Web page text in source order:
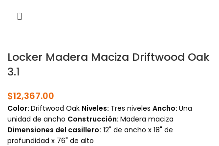
Locker Madera Maciza Driftwood Oak
3.1
$12,367.00
Color: Driftwood Oak Niveles: Tres niveles Ancho: Una
unidad de ancho Construcción: Madera maciza
Dimensiones del casillero: 12" de ancho x 18" de
profundidad x 76" de alto